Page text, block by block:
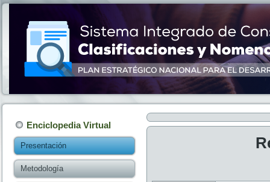
Enciclopedia Virtual
Presentación
Metodología